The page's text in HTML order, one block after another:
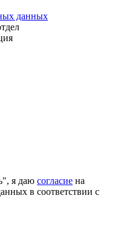
данных
я даю согласие на
в соответствии с